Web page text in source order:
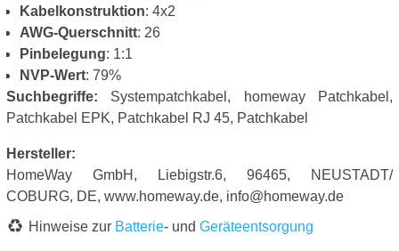
Kabelkonstruktion: 4x2
AWG-Querschnitt: 26
Pinbelegung: 1:1
NVP-Wert: 79%
Suchbegriffe: Systempatchkabel, homeway Patchkabel,
Patchkabel EPK, Patchkabel RJ 45, Patchkabel
Hersteller:
HomeWay GmbH, Liebigstr.6, 96465, NEUSTADT/
COBURG, DE, www.homeway.de, info@homeway.de
Hinweise zur Batterie- und Geräteentsorgung